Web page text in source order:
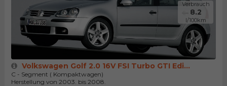
Verbrauch
8.2
l/100km
Volkswagen Golf 2.0 16V FSI Turbo GTI Edi...
C - Segment ( Kompaktwagen)
Herstellung von 2003. bis 2008.